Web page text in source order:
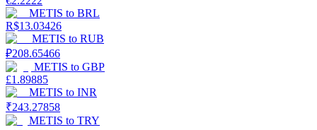
Mempertaruhkan
Pengembalian tinggi & akses instan
METIS to BRL
R$13.03426
METIS to RUB
₽208.65466
METIS to GBP
£1.89885
METIS to INR
₹243.27858
METIS to TRY